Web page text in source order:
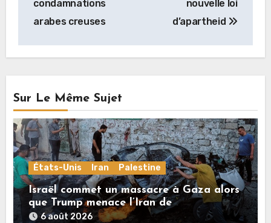
condamnations
arabes creuses
nouvelle loi
d’apartheid
Sur Le Même Sujet
États-Unis Iran Palestine
Israël commet un massacre à Gaza alors
que Trump menace l’Iran de
«décapitation»
6 août 2026